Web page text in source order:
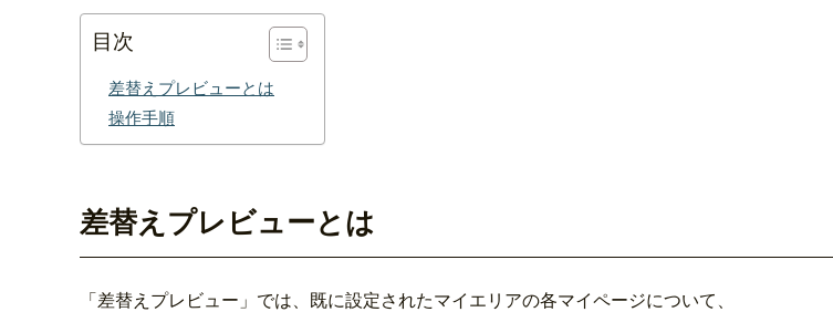
目次
差替えプレビューとは
操作手順
差替えプレビューとは
「差替えプレビュー」では、既に設定されたマイエリアの各マイページについて、